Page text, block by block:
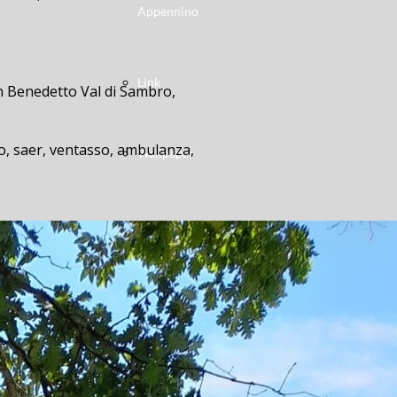
Appennino
Link
Wallpaper
Benedetto Val di Sambro,
saer, ventasso, ambulanza,
è avvenuto questa
belvedere, duca-degli-abruzzi,